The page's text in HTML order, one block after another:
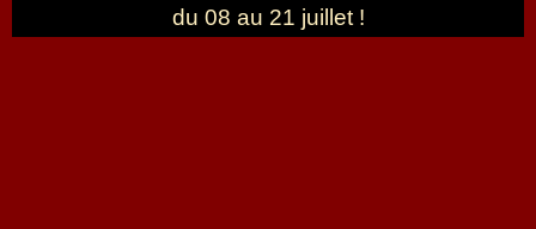
du 08 au 21 juillet !